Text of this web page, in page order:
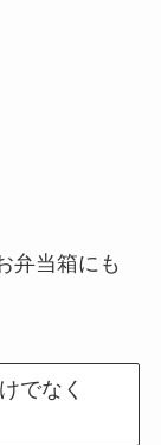
弁当箱にも
でなく